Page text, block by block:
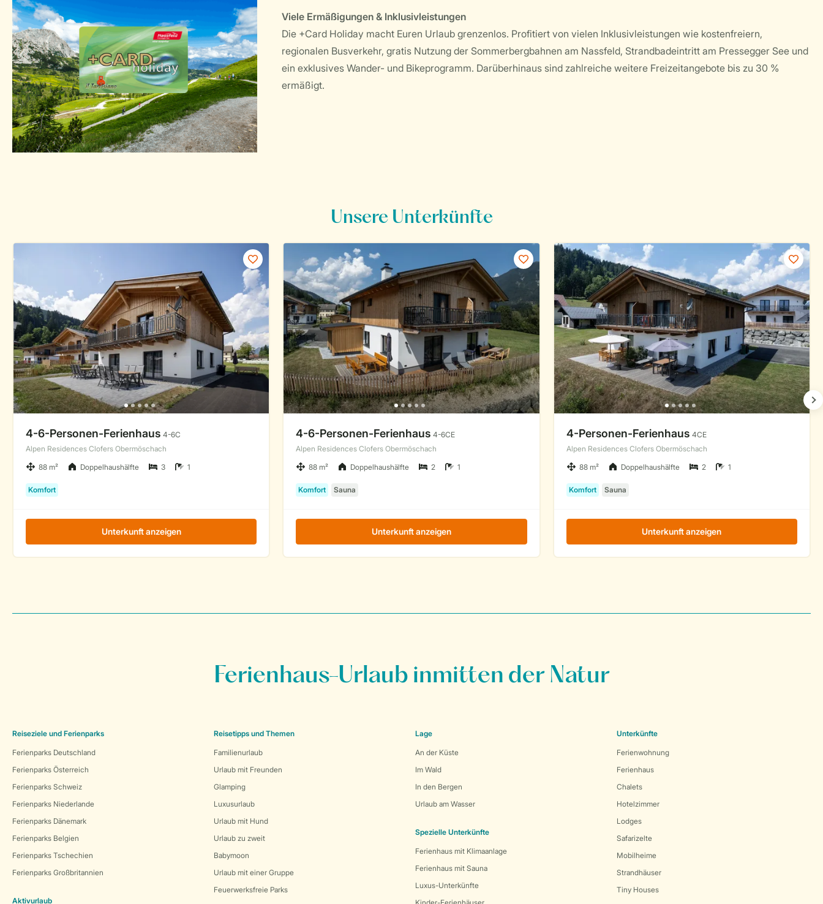
Viele Ermäßigungen & Inklusivleistungen
Die +Card Holiday macht Euren Urlaub grenzenlos. Profitiert von vielen Inklusivleistungen wie kostenfreiern,
regionalen Busverkehr, gratis Nutzung der Sommerbergbahnen am Nassfeld, Strandbadeintritt am Pressegger See und
ein exklusives Wander- und Bikeprogramm. Darüberhinaus sind zahlreiche weitere Freizeitangebote bis zu 30 %
ermäßigt.
Ferienhaus-Urlaub inmitten der Natur
Reiseziele und Ferienparks
Ferienparks Deutschland
Ferienparks Österreich
Ferienparks Schweiz
Ferienparks Niederlande
Ferienparks Dänemark
Ferienparks Belgien
Ferienparks Tschechien
Ferienparks Großbritannien
Aktivurlaub
Reisetipps und Themen
Familienurlaub
Urlaub mit Freunden
Glamping
Luxusurlaub
Urlaub mit Hund
Urlaub zu zweit
Babymoon
Urlaub mit einer Gruppe
Feuerwerksfreie Parks
Lage
An der Küste
Im Wald
In den Bergen
Urlaub am Wasser
Spezielle Unterkünfte
Ferienhaus mit Klimaanlage
Ferienhaus mit Sauna
Luxus-Unterkünfte
Unterkünfte
Ferienwohnung
Ferienhaus
Chalets
Hotelzimmer
Lodges
Safarizelte
Mobilheime
Strandhäuser
Tiny Houses